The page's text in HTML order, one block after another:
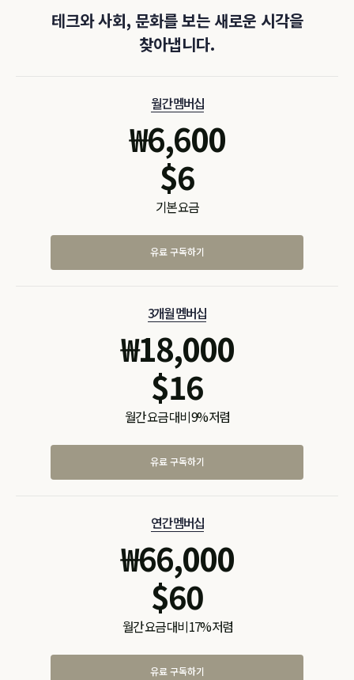
테크와 사회, 문화를 보는 새로운 시각을
찾아냅니다.
월간 멤버십
₩6,600
$6
기본 요금
유료 구독하기
3개월 멤버십
₩18,000
$16
월간 요금 대비 9% 저렴
유료 구독하기
연간 멤버십
₩66,000
$60
월간 요금 대비 17% 저렴
유료 구독하기